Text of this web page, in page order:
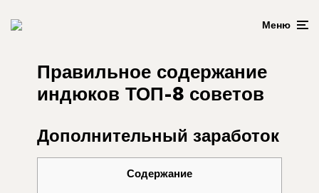
Меню
Правильное содержание
индюков ТОП-8 советов
Дополнительный заработок
Содержание